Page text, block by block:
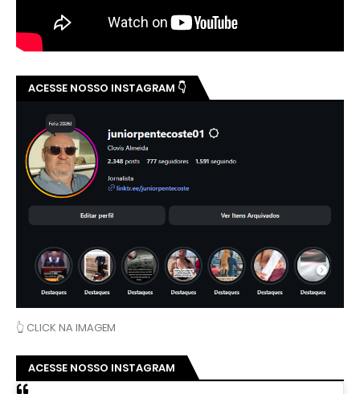
ACESSE NOSSO INSTAGRAM 👇
👆 CLICK NA IMAGEM
ACESSE NOSSO INSTAGRAM